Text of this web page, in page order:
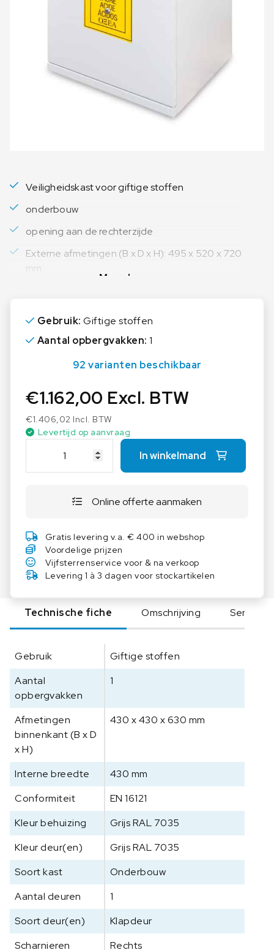
Veiligheidskast voor giftige stoffen
onderbouw
opening aan de rechterzijde
Externe afmetingen (B x D x H): 495 x 520 x 720
mm
Meer lezen
Gebruik: Giftige stoffen
Aantal opbergvakken: 1
92 varianten beschikbaar
€1.162,00 Excl. BTW
€1.406,02 Incl. BTW
Levertijd op aanvraag
A
E
O
7
0
T
D
V
i
l
i
g
e
i
d
a
s
t
a
n
t
a
l
In winkelmand
Online offerte aanmaken
Gratis levering v.a. € 400 in webshop
Voordelige prijzen
Vijfsterrenservice voor & na verkoop
Levering 1 à 3 dagen voor stockartikelen
Technische fiche Omschrijving Serie
Gebruik
Giftige stoffen
Aantal
opbergvakken
1
Afmetingen
binnenkant (B x D
x H)
430 x 430 x 630 mm
Interne breedte
430 mm
Conformiteit
EN 16121
Kleur behuizing
Grijs RAL 7035
Kleur deur(en)
Grijs RAL 7035
Soort kast
Onderbouw
Aantal deuren
1
Soort deur(en)
Klapdeur
Scharnieren
Rechts